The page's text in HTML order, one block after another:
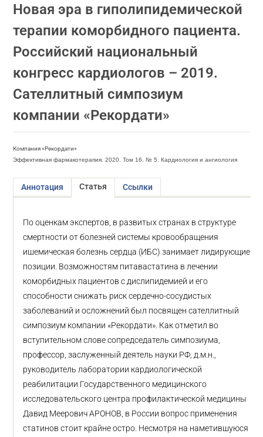
Новая эра в гиполипидемической
терапии коморбидного пациента.
Российский национальный
конгресс кардиологов – 2019.
Сателлитный симпозиум
компании «Рекордати»
Компания «Рекордати»
Эффективная фармакотерапия. 2020. Том 16. № 5. Кардиология и ангиология
Аннотация Статья Ссылки
По оценкам экспертов, в развитых странах в структуре
смертности от болезней системы кровообращения
ишемическая болезнь сердца (ИБС) занимает лидирующие
позиции. Возможностям питавастатина в лечении
коморбидных пациентов с дислипидемией и его
способности снижать риск сердечно-сосудистых
заболеваний и осложнений был посвящен сателлитный
симпозиум компании «Рекордати». Как отметил во
вступительном слове сопредседатель симпозиума,
профессор, заслуженный деятель науки РФ, д.м.н.,
руководитель лаборатории кардиологической
реабилитации Государственного медицинского
исследовательского центра профилактической медицины
Давид Меерович АРОНОВ, в России вопрос применения
статинов стоит крайне остро. Несмотря на наметившуюся